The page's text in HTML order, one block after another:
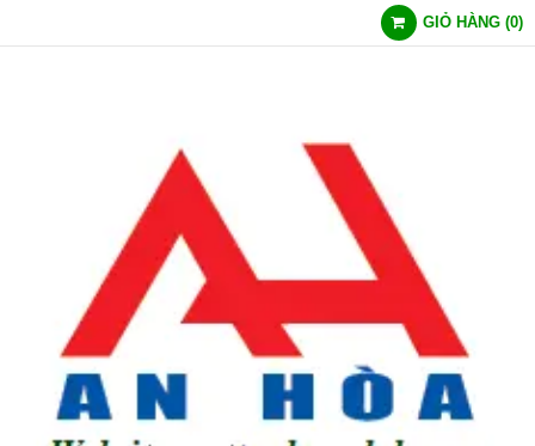
GIỎ HÀNG (0)